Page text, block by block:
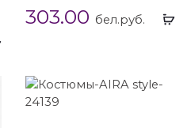
Выбрать
303.00 бел.руб.